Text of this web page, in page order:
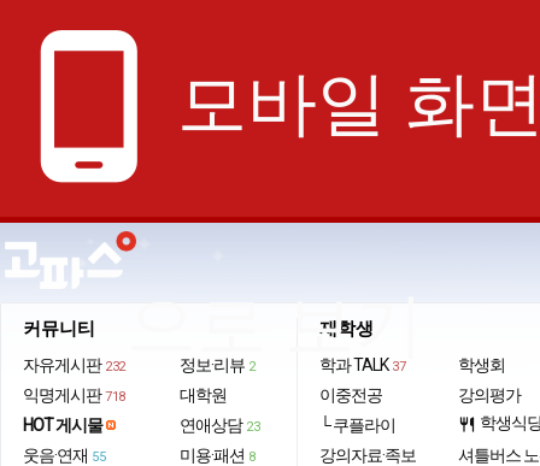
phone_android 모바일 화
으로 보기
커뮤니티
자유게시판 232
익명게시판 718
HOT 게시물
웃음·연재 55
정보·리뷰 2
대학원
연애상담 23
미용·패션 8
재학생
학과 TALK 37
이중전공
└ 쿠플라이
강의자료·족보
학생회
강의평가
restaurant 학생식
셔틀버스